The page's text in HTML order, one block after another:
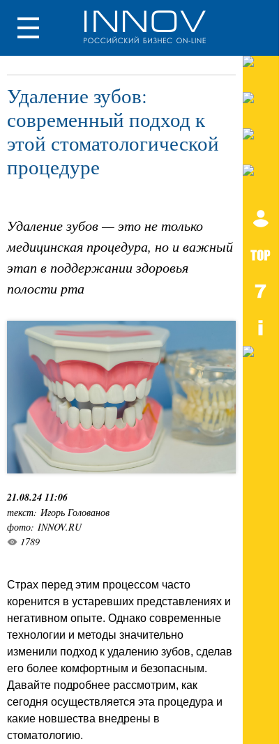
Удаление зубов:
современный подход к
этой стоматологической
процедуре
Удаление зубов — это не только
медицинская процедура, но и важный
этап в поддержании здоровья
полости рта
21.08.24 11:06
текст: Игорь Голованов
фото: INNOV.RU
1789
Страх перед этим процессом часто
коренится в устаревших представлениях и
негативном опыте. Однако современные
технологии и методы значительно
изменили подход к удалению зубов, сделав
его более комфортным и безопасным.
Давайте подробнее рассмотрим, как
сегодня осуществляется эта процедура и
какие новшества внедрены в
стоматологию.